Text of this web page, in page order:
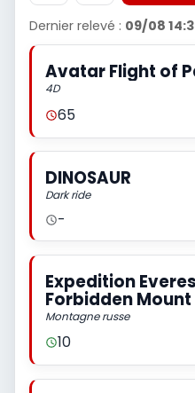
Dernier relevé : 09/08
Avatar Flight of
4D
65
DINOSAUR
Dark ride
-
Expedition
Forbidden Mount
Montagne russe
10